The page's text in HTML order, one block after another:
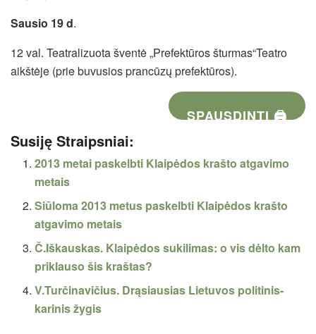
Sausio 19 d.
12 val. Teatralizuota šventė „Prefektūros šturmas“Teatro
aikštėje (prie buvusios prancūzų prefektūros).
SPAUSDINTI 🖨
Susiję Straipsniai:
2013 metai paskelbti Klaipėdos krašto atgavimo
metais
Siūloma 2013 metus paskelbti Klaipėdos krašto
atgavimo metais
Č.Iškauskas. Klaipėdos sukilimas: o vis dėlto kam
priklauso šis kraštas?
V.Turčinavičius. Drąsiausias Lietuvos politinis-
karinis žygis